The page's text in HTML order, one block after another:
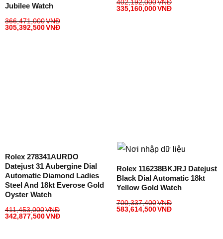
Jubilee Watch
366,471,000VNĐ
305,392,500VNĐ
402,192,000VNĐ
335,160,000VNĐ
Rolex 278341AURDO
Datejust 31 Aubergine Dial
Automatic Diamond Ladies
Steel And 18kt Everose Gold
Oyster Watch
411,453,000VNĐ
342,877,500VNĐ
Rolex 116238BKJRJ Datejust
Black Dial Automatic 18kt
Yellow Gold Watch
700,337,400VNĐ
583,614,500VNĐ